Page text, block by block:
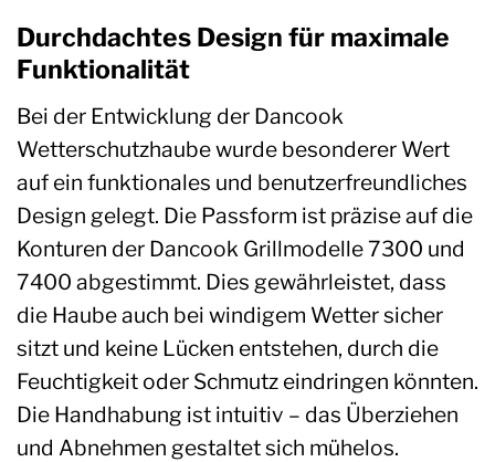
Durchdachtes Design für maximale
Funktionalität
Bei der Entwicklung der Dancook
Wetterschutzhaube wurde besonderer Wert
auf ein funktionales und benutzerfreundliches
Design gelegt. Die Passform ist präzise auf die
Konturen der Dancook Grillmodelle 7300 und
7400 abgestimmt. Dies gewährleistet, dass
die Haube auch bei windigem Wetter sicher
sitzt und keine Lücken entstehen, durch die
Feuchtigkeit oder Schmutz eindringen könnten.
Die Handhabung ist intuitiv – das Überziehen
und Abnehmen gestaltet sich mühelos.